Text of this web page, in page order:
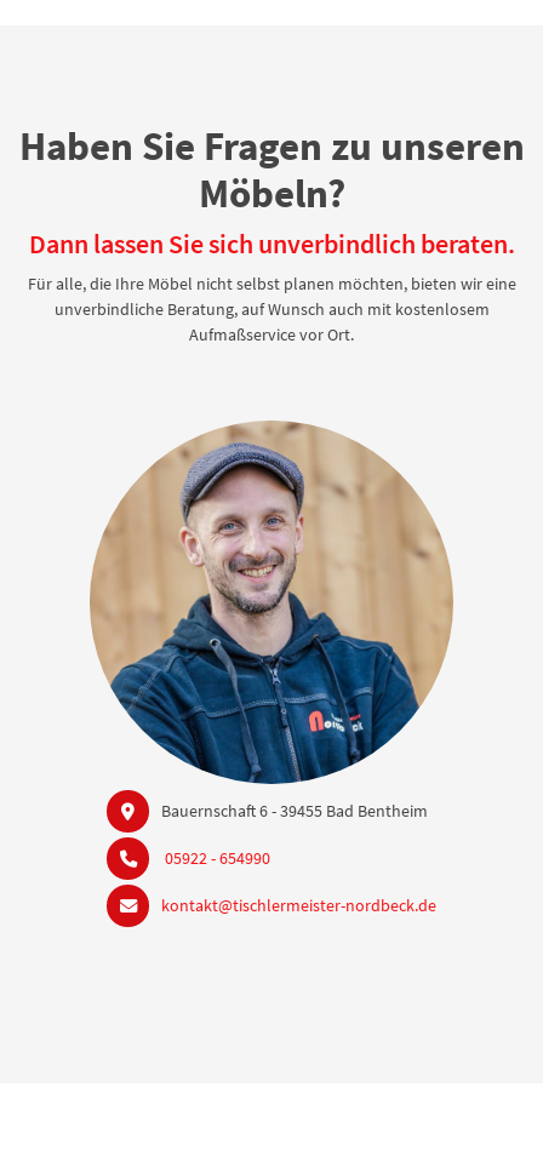
Haben Sie Fragen zu unseren
Möbeln?
Dann lassen Sie sich unverbindlich beraten.
Für alle, die Ihre Möbel nicht selbst planen möchten, bieten wir eine
unverbindliche Beratung, auf Wunsch auch mit kostenlosem
Aufmaßservice vor Ort.
Bauernschaft 6 - 39455 Bad Bentheim
05922 - 654990
kontakt@tischlermeister-nordbeck.de